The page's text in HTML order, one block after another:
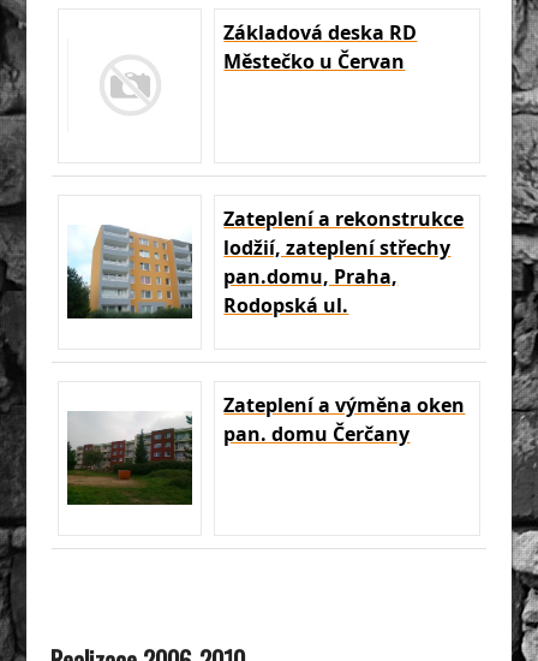
Základová deska RD
Městečko u Červan
Zateplení a rekonstrukce
lodžií, zateplení střechy
pan.domu, Praha,
Rodopská ul.
Zateplení a výměna oken
pan. domu Čerčany